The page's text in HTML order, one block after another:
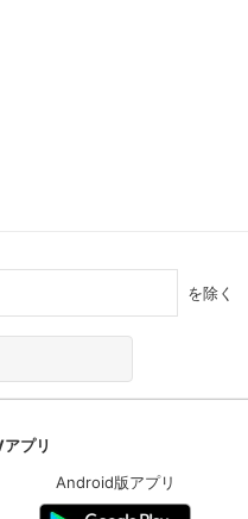
を除く
プリ
Android版アプリ